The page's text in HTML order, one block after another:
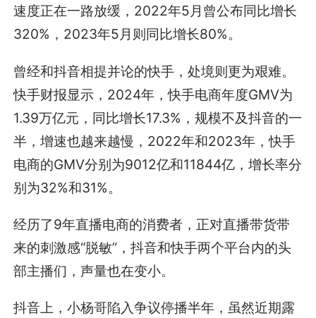
速度正在一路放缓，2022年5月曾公布同比增长
320%，2023年5月则同比增长80%。
曾经和抖音相提并论的快手，处境则更为艰难。
快手财报显示，2024年，快手电商年度GMV为
1.39万亿元，同比增长17.3%，规模不及抖音的一
半，增速也越来越慢，2022年和2023年，快手
电商的GMV分别为9012亿和11844亿，增长率分
别为32%和31%。
经历了9年直播电商的消费者，正对直播带货带
来的刺激感“脱敏”，抖音和快手两个平台内的头
部主播们，声量也在变小。
抖音上，小杨哥陷入争议停播半年，虽然近期露